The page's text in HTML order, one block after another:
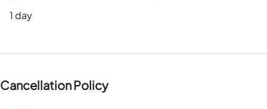
1 day
Cancellation Policy